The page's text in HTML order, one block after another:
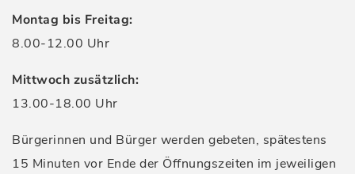
Montag bis Freitag:
8.00-12.00 Uhr
Mittwoch zusätzlich:
13.00-18.00 Uhr
Bürgerinnen und Bürger werden gebeten, spätestens
15 Minuten vor Ende der Öffnungszeiten im jeweiligen